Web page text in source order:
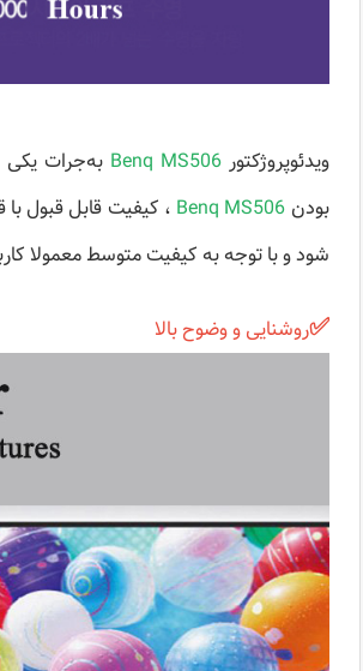
ویدئوپروژکتورBenq MS506 به‌جرات یکی
بودن Benq MS506 ، کیفیت قابل قبول
شود و با توجه به کیفیت متوسط معمولا
✅روشنایی و وضوح بالا